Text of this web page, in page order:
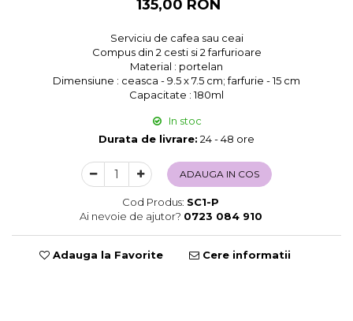
Crengute Decorative
Decoratiuni Muzicale
Decoratiuni Luminoase
Felicitari, Cutii si Pungi de Cadou
135,00 RON
Serviciu de cafea sau ceai
Compus din 2 cesti si 2 farfurioare
Material : portelan
Dimensiune : ceasca - 9.5 x 7.5 cm; farfurie - 15 cm
Capacitate : 180ml
In stoc
Durata de livrare: 24 - 48 ore
ADAUGA IN COS
Cod Produs: SC1-P
Ai nevoie de ajutor? 0723 084 910
Adauga la Favorite Cere informatii